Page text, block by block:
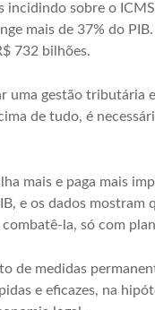
sobre o
mais de 37% do
732 bilhões.
uma gestão
de tudo, é
mais e paga mais
e os dados
la, só com
medidas
e eficazes, na